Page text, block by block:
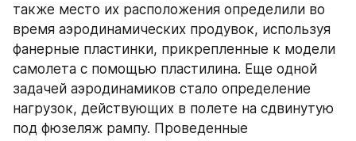
также место их расположения определили во
время аэродинамических продувок, используя
фанерные пластинки, прикрепленные к модели
самолета с помощью пластилина. Еще одной
задачей аэродинамиков стало определение
нагрузок, действующих в полете на сдвинутую
под фюзеляж рампу. Проведенные